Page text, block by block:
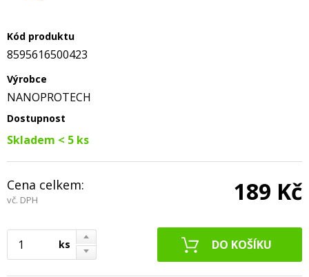
Kód produktu
8595616500423
Výrobce
NANOPROTECH
Dostupnost
Skladem < 5 ks
Cena celkem:
vč. DPH 189 Kč
ks